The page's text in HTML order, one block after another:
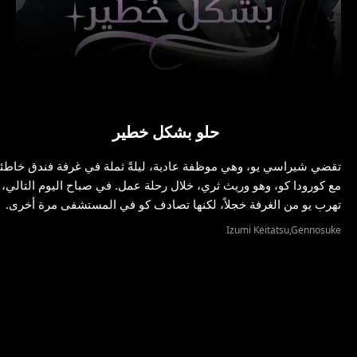
حلو بشكل خطير
تقضي شيراسي يو، وهي موظفة عادية، ليلةً ثملة في غرفة فندق
مع كورودا كو، وهو وريث ثري، خلال رحلة عمل. في صباح اليوم التالي،
تهرب يو من الغرفة خجلاً، لكنها تصادف كو في المستشفى مرة أخرى.
Izumi Keitatsu,Gennosuke